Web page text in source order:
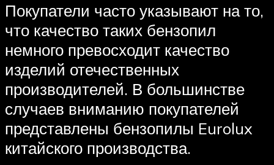
Покупатели часто указывают на то,
что качество таких бензопил
немного превосходит качество
изделий отечественных
производителей. В большинстве
случаев вниманию покупателей
представлены бензопилы Eurolux
китайского производства.